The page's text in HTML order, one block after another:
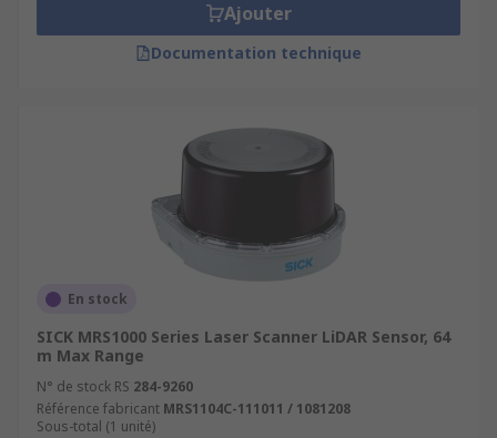
Ajouter
Documentation technique
En stock
SICK MRS1000 Series Laser Scanner LiDAR Sensor, 64
m Max Range
N° de stock RS 284-9260
Référence fabricant MRS1104C-111011 / 1081208
Sous-total (1 unité)